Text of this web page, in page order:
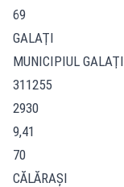
69
GALAŢI
MUNICIPIUL GALAŢI
311255
2930
9,41
70
CĂLĂRAŞI